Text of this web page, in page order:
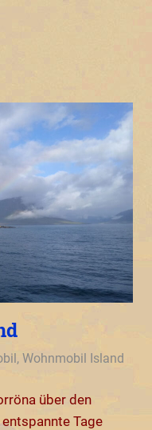
,Wohnmobil Island
über den
Tage